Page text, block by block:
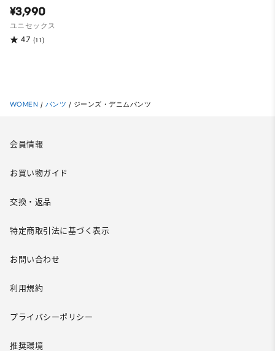
¥3,990
ユニセックス
4.7 (11)
WOMEN / パンツ / ジーンズ・デニムパンツ
会員情報
お買い物ガイド
交換・返品
特定商取引法に基づく表示
お問い合わせ
利用規約
プライバシーポリシー
推奨環境